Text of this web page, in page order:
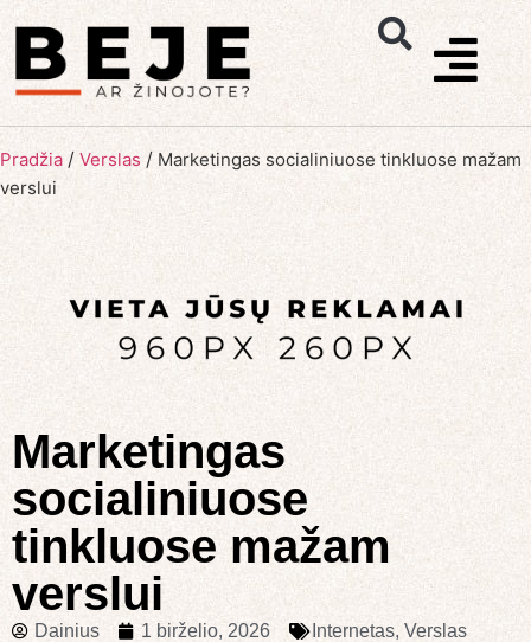
Pradžia / Verslas / Marketingas socialiniuose tinkluose mažam
verslui
Marketingas
socialiniuose
tinkluose mažam
verslui
Dainius 1 birželio, 2026 Internetas, Verslas